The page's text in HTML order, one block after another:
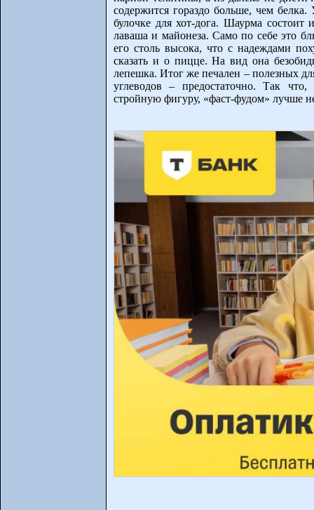
содержится гораздо больше, чем
булочке для хот-дога. Шаурма
лаваша и майонеза. Само по себе это
его столь высока, что с надеждами
сказать и о пицце. На вид она
лепешка. Итог же печален – полезных
углеводов – предостаточно. Так
стройную фигуру, «фаст-фудом» лучше